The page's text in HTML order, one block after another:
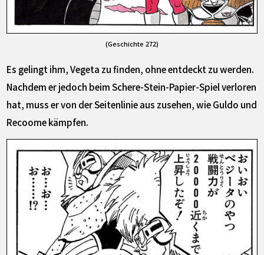
(Geschichte 272)
Es gelingt ihm, Vegeta zu finden, ohne entdeckt zu werden.
Nachdem er jedoch beim Schere-Stein-Papier-Spiel verloren
hat, muss er von der Seitenlinie aus zusehen, wie Guldo und
Recoome kämpfen.